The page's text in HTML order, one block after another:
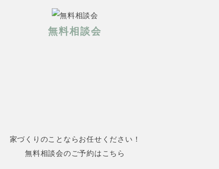
無料相談会
家づくりのことならお任せください！
無料相談会のご予約はこちら